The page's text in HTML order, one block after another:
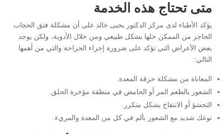
متى تحتاج هذه الخدمة
يؤكد الأطباء لدى مركز الدكتور يحيى خالد على أن مشكلة فتق الحجاب
الحاجز من الممكن حلها بشكل طبيعي ومن خلال الأدوية، ولكن يوجد
بعض الأعراض التي تؤكد على ضرورة إجراء الجراحة والتي من أهمها
التالي:
المعاناة من مشكلة حرقة المعدة.
الشعور بالطعم المر أو الحامض في منطقة مؤخرة الحلق.
التجشؤ أو الانتفاخ بشكل متكرر.
توعك شديد مع الشعور بألم في كل من المعدة والمريء.